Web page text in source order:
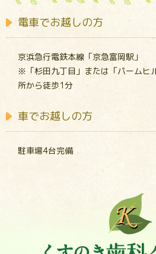
電車でお越しの方
京浜急行電鉄本線「京急富岡駅」
※「杉田九丁目」または「パームヒ
所から徒歩1分
車でお越しの方
駐車場4台完備